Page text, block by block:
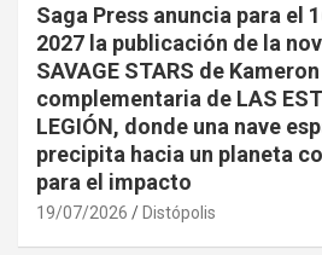
Saga Press anuncia para el
2027 la publicación de la
SAVAGE STARS de
complementaria de LAS
LEGIÓN, donde una nave
precipita hacia un planeta
para el impacto
19/07/2026 Distópolis